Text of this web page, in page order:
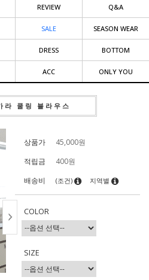
REVIEW Q&A
SALE SEASON WEAR
DRESS BOTTOM
ACC ONLY YOU
라 쿨링 블라우스
상품가 45,000원
적립금
400원
배송비
(조건) 지역별
COLOR
SIZE